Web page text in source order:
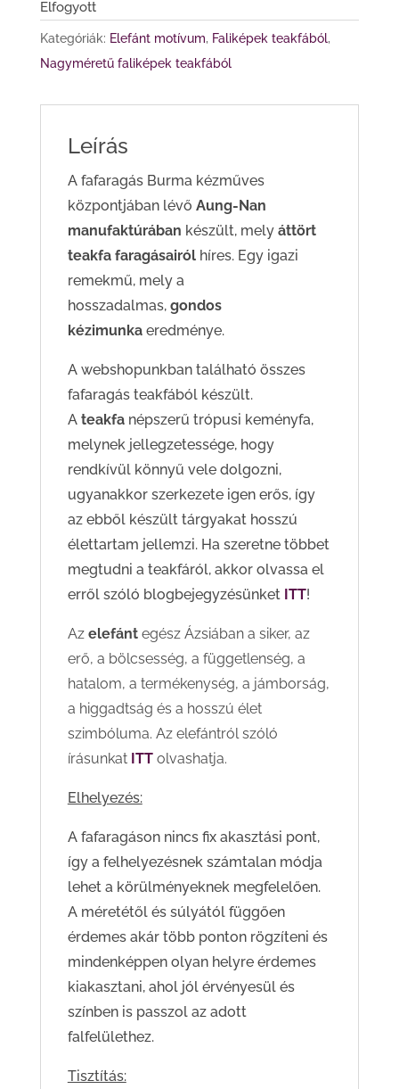
Elfogyott
Kategóriák: Elefánt motívum, Faliképek teakfából,
Nagyméretű faliképek teakfából
Leírás
A fafaragás Burma kézműves
központjában lévő Aung-Nan
manufaktúrában készült, mely áttört
teakfa faragásairól híres. Egy igazi
remekmű, mely a
hosszadalmas, gondos
kézimunkaeredménye.
A webshopunkban található összes
fafaragás teakfából készült.
A teakfanépszerű trópusi keményfa,
melynek jellegzetessége, hogy
rendkívül könnyű vele dolgozni,
ugyanakkor szerkezete igen erős, így
az ebből készült tárgyakat hosszú
élettartam jellemzi. Ha szeretne többet
megtudni a teakfáról, akkor olvassa el
erről szóló blogbejegyzésünket ITT!
Az elefántegész Ázsiában a siker, az
erő, a bölcsesség, a függetlenség, a
hatalom, a termékenység, a jámborság,
a higgadtság és a hosszú élet
szimbóluma. Az elefántról szóló
írásunkat ITTolvashatja.
Elhelyezés:
A fafaragáson nincs fix akasztási pont,
így a felhelyezésnek számtalan módja
lehet a körülményeknek megfelelően.
A méretétől és súlyától függően
érdemes akár több ponton rögzíteni és
mindenképpen olyan helyre érdemes
kiakasztani, ahol jól érvényesül és
színben is passzol az adott
falfelülethez.
Tisztítás: